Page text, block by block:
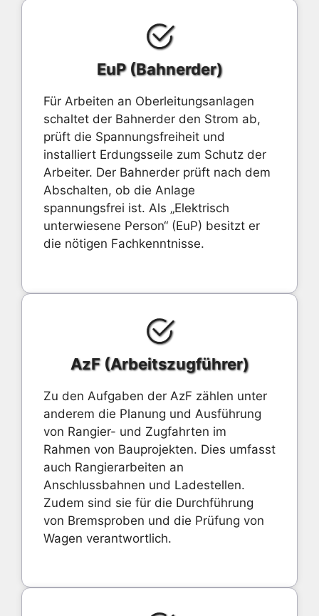
EuP (Bahnerder)
Für Arbeiten an Oberleitungsanlagen
schaltet der Bahnerder den Strom ab,
prüft die Spannungsfreiheit und
installiert Erdungsseile zum Schutz der
Arbeiter. Der Bahnerder prüft nach dem
Abschalten, ob die Anlage
spannungsfrei ist. Als „Elektrisch
unterwiesene Person“ (EuP) besitzt er
die nötigen Fachkenntnisse.
AzF (Arbeitszugführer)
Zu den Aufgaben der AzF zählen unter
anderem die Planung und Ausführung
von Rangier- und Zugfahrten im
Rahmen von Bauprojekten. Dies umfasst
auch Rangierarbeiten an
Anschlussbahnen und Ladestellen.
Zudem sind sie für die Durchführung
von Bremsproben und die Prüfung von
Wagen verantwortlich.